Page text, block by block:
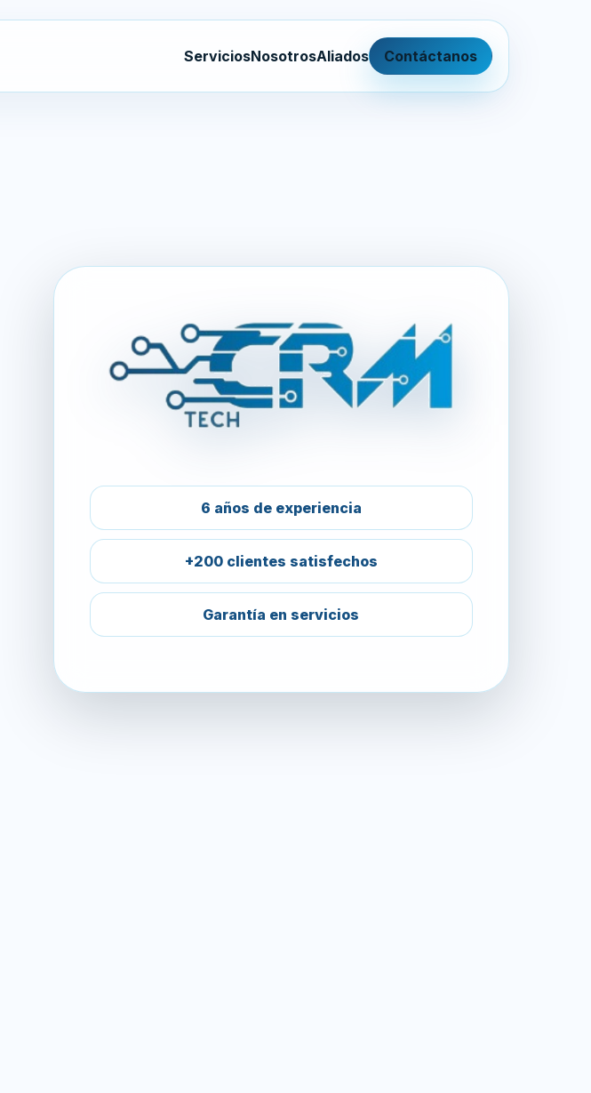
ServiciosNosotrosAliados Contáctanos
6 años de experiencia
+200 clientes satisfechos
Garantía en servicios